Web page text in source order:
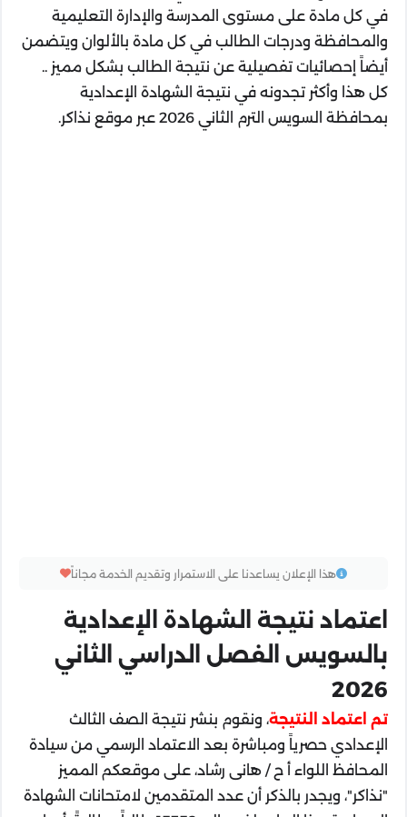
في كل مادة على مستوى المدرسة والإدارة التعليمية
والمحافظة ودرجات الطالب في كل مادة بالألوان ويتضمن
أيضاً إحصائيات تفصيلية عن نتيجة الطالب بشكل مميز ..
كل هذا وأكثر تجدونه في نتيجة الشهادة الإعدادية
بمحافظة السويس الترم الثاني 2026 عبر موقع نذاكر.
هذا الإعلان يساعدنا على الاستمرار وتقديم الخدمة مجاناً
اعتماد نتيجة الشهادة الإعدادية
بالسويس الفصل الدراسي الثاني
2026
تم اعتماد النتيجة، ونقوم بنشر نتيجة الصف الثالث
الإعدادي حصرياً ومباشرة بعد الاعتماد الرسمي من سيادة
المحافظ اللواء أ ح / هانى رشاد، على موقعكم المميز
"نذاكر"، ويجدر بالذكر أن عدد المتقدمين لامتحانات الشهادة